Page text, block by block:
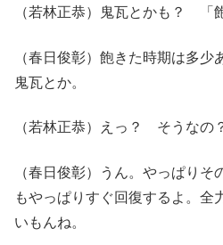
（若林正恭）鬼瓦とかも？ 「
（春日俊彰）飽きた時期は多
鬼瓦とか。
（若林正恭）えっ？ そうなの
（春日俊彰）うん。やっぱり
もやっぱりすぐ回復するよ。全
いもんね。